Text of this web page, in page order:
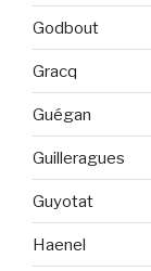
Godbout
Gracq
Guégan
Guilleragues
Guyotat
Haenel